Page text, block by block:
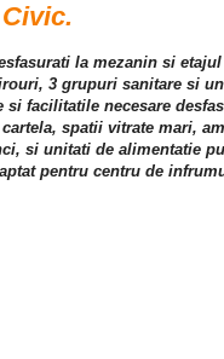
la mezanin si
3 grupuri sanitare si
facilitatile necesare
spatii vitrate mari,
si unitati de alimentatie
pentru centru de